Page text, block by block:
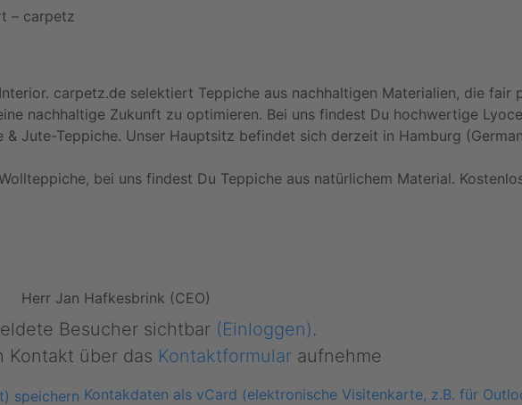
– carpetz
carpetz.de selektiert Teppiche aus nachhaltigen Materialien, die fair
nachhaltige Zukunft zu optimieren. Bei uns findest Du hochwertige
Jute-Teppiche. Unser Hauptsitz befindet sich derzeit in Hamburg
bei uns findest Du Teppiche aus natürlichem Material.
Herr Jan Hafkesbrink (CEO)
Besucher sichtbar (Einloggen).
Kontakt über das Kontaktformular aufnehme
Kontakdaten als vCard (elektronische Visitenkarte, z.B. für